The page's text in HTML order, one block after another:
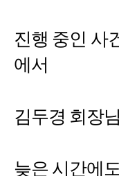
진행 중인 사
에서
김두경 회장
늦은 시간에